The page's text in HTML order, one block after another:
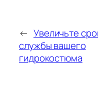
← Увеличьте
службы вашего
гидрокостюма